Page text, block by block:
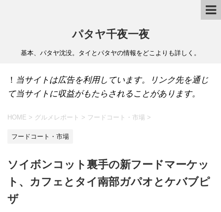
パタヤ千夜一夜
基本、パタヤ沈没。タイとパタヤの情報をどこよりも詳しく。
！ 当サイトは広告を利用しています。リンク先を通じ
て当サイトに収益がもたらされることがあります。
HOME > グルメレポート > フードコート・市場 >
フードコート・市場
ソイボンコット裏手の新フードマーケッ
ト、カフェとタイ南部ガパオとケバブピ
ザ